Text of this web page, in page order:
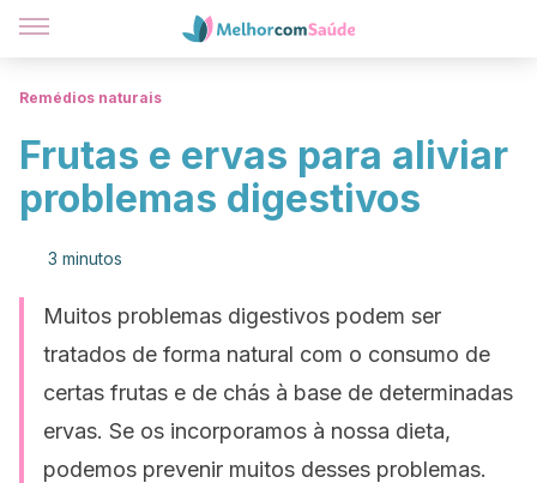
Remédios naturais
Frutas e ervas para aliviar
problemas digestivos
3 minutos
Muitos problemas digestivos podem ser
tratados de forma natural com o consumo de
certas frutas e de chás à base de determinadas
ervas. Se os incorporamos à nossa dieta,
podemos prevenir muitos desses problemas.